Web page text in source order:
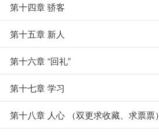
第十四章 骄客
第十五章 新人
第十六章 “回礼”
第十七章 学习
第十八章 人心 （双更求收藏、求票票）